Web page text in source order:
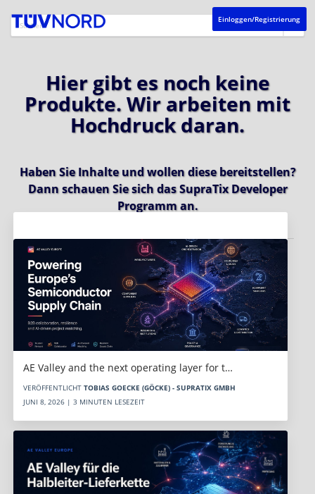
Einloggen/Registrierung
Hier gibt es noch keine
Produkte. Wir arbeiten mit
Hochdruck daran.
Haben Sie Inhalte und wollen diese bereitstellen?
Dann schauen Sie sich dasSupraTix Developer
Programman.
AE Valley and the next operating layer for t…
VERÖFFENTLICHT TOBIAS GOECKE (GÖCKE) - SUPRATIX GMBH
JUNI 8, 2026 | 3 MINUTEN LESEZEIT